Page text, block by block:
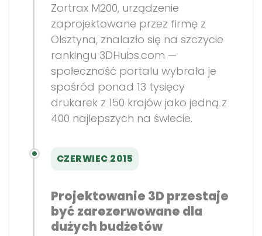
Zortrax M200, urządzenie
zaprojektowane przez firmę z
Olsztyna, znalazło się na szczycie
rankingu 3DHubs.com —
społeczność portalu wybrała je
spośród ponad 13 tysięcy
drukarek z 150 krajów jako jedną z
400 najlepszych na świecie.
CZERWIEC 2015
Projektowanie 3D przestaje
być zarezerwowane dla
dużych budżetów